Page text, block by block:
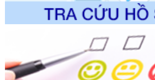
Số kí hiệu:2310/QĐ-UBND
Tên: Về việc công bố Danh mục thủ tục
trong giải quyết thủtục hành chính lĩnh vực
thuộc phạm vi giải quyết của Sở Nông
trường
Ngày ban hành: 01/06/2026